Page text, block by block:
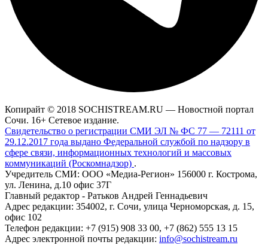
Копирайт © 2018 SOCHISTREAM.RU — Новостной портал
Сочи. 16+ Сетевое издание.
Свидетельство о регистрации СМИ ЭЛ № ФС 77 — 72111 от
29.12.2017 года выдано Федеральной службой по надзору в
сфере связи, информационных технологий и массовых
коммуникаций (Роскомнадзор) .
Учредитель СМИ: ООО «Медиа-Регион» 156000 г. Кострома,
ул. Ленина, д.10 офис 37Г
Главный редактор - Ратьков Андрей Геннадьевич
Адрес редакции: 354002, г. Сочи, улица Черноморская, д. 15,
офис 102
Телефон редакции: +7 (915) 908 33 00, +7 (862) 555 13 15
Адрес электронной почты редакции: info@sochistream.ru